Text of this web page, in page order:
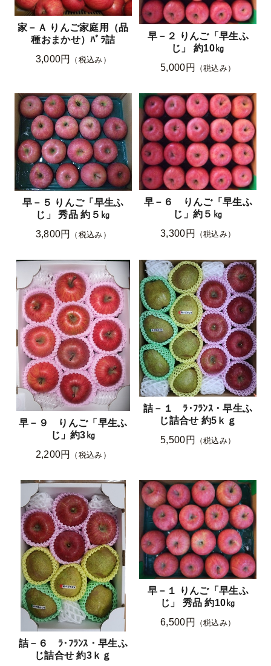
家－Ａ りんご家庭用（品
種おまかせ）ﾊﾞﾗ詰
3,000円
（税込み）
早－２ りんご「早生ふ
じ」 約10㎏
5,000円
（税込み）
早－５ りんご「早生ふ
じ」 秀品 約５㎏
3,800円
（税込み）
早－６ りんご「早生ふ
じ」約５㎏
3,300円
（税込み）
早－９ りんご「早生ふ
じ」約3㎏
2,200円
（税込み）
詰－１ ﾗ･ﾌﾗﾝｽ・早生ふ
じ詰合せ 約5ｋｇ
5,500円
（税込み）
詰－６ ﾗ･ﾌﾗﾝｽ・早生ふ
じ詰合せ 約3ｋｇ
早－１ りんご「早生ふ
じ」 秀品 約10㎏
6,500円
（税込み）